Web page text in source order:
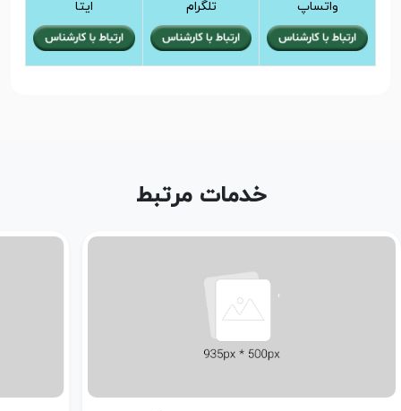
واتساپ
تلگرام
ایتا
خدمات مرتبط